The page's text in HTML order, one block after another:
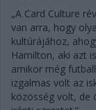
„A Card Culture
van arra, hogy
kultúrájához,
Hamilton, aki azt
amikor még
izgalmas volt az
közösség volt, de